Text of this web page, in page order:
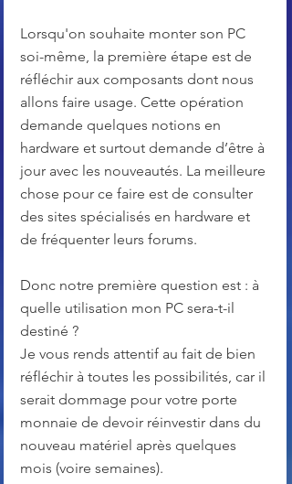
Lorsqu'on souhaite monter son PC
soi-même, la première étape est de
réfléchir aux composants dont nous
allons faire usage. Cette opération
demande quelques notions en
hardware et surtout demande d’être à
jour avec les nouveautés. La meilleure
chose pour ce faire est de consulter
des sites spécialisés en hardware et
de fréquenter leurs forums.
Donc notre première question est : à
quelle utilisation mon PC sera-t-il
destiné ?
Je vous rends attentif au fait de bien
réfléchir à toutes les possibilités, car il
serait dommage pour votre porte
monnaie de devoir réinvestir dans du
nouveau matériel après quelques
mois (voire semaines).